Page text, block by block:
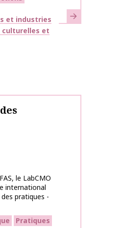
et industries
culturelles et
En savoir plus
le LabCMO
international
pratiques -
Pratiques